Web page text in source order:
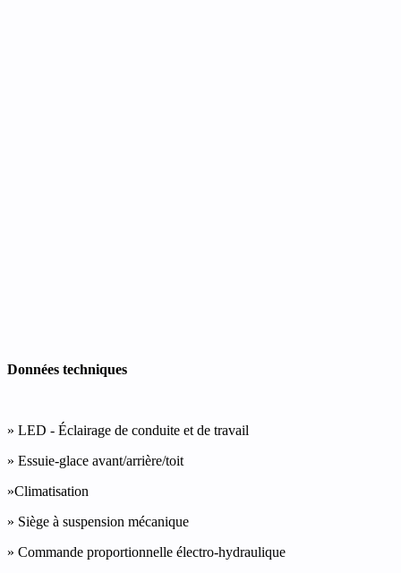
Données techniques
» LED - Éclairage de conduite et de travail
» Essuie-glace avant/arrière/toit
»Climatisation
» Siège à suspension mécanique
» Commande proportionnelle électro-hydraulique